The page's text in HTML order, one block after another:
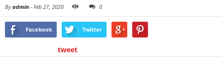
Byadmin - Feb 27, 2020 0
Facebook Twitter
tweet